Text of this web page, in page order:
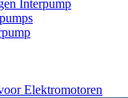
Interpump
Elektromotoren